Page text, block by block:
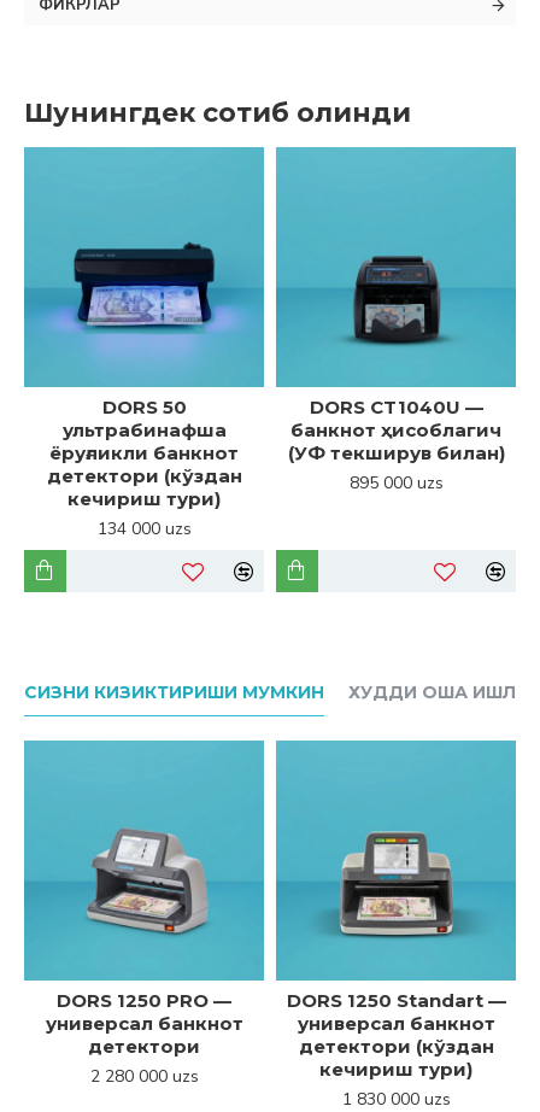
ФИКРЛАР
Шунингдек сотиб олинди
DORS 50
ультрабинафша
ёруғликли банкнот
детектори (кўздан
кечириш тури)
134 000 uzs
DORS CT1040U —
банкнот ҳисоблагич
(УФ текширув билан)
895 000 uzs
СИЗНИ КИЗИКТИРИШИ МУМКИН ХУДДИ ОША
DORS 1250 PRO —
универсал банкнот
детектори
2 280 000 uzs
DORS 1250 Standart —
универсал банкнот
детектори (кўздан
кечириш тури)
1 830 000 uzs